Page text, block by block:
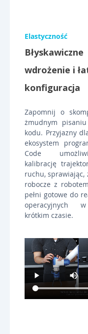
Elastyczność
Błyskawiczne
wdrożenie i
konfiguracja
Zapomnij o
żmudnym
kodu. Przyjazny
ekosystem
Code
kalibrację
ruchu, sprawiając,
robocze z
pełni gotowe do
operacyjnych
krótkim czasie.